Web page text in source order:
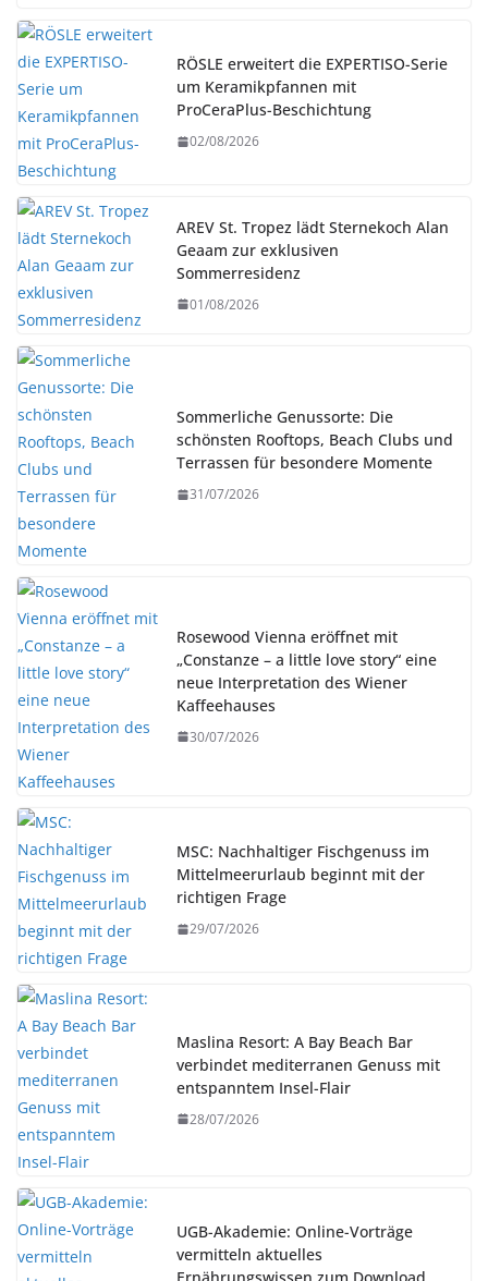
RÖSLE erweitert die EXPERTISO-Serie
um Keramikpfannen mit
ProCeraPlus-Beschichtung
02/08/2026
AREV St. Tropez lädt Sternekoch Alan
Geaam zur exklusiven
Sommerresidenz
01/08/2026
Sommerliche Genussorte: Die
schönsten Rooftops, Beach Clubs und
Terrassen für besondere Momente
31/07/2026
Rosewood Vienna eröffnet mit
„Constanze – a little love story“ eine
neue Interpretation des Wiener
Kaffeehauses
30/07/2026
MSC: Nachhaltiger Fischgenuss im
Mittelmeerurlaub beginnt mit der
richtigen Frage
29/07/2026
Maslina Resort: A Bay Beach Bar
verbindet mediterranen Genuss mit
entspanntem Insel-Flair
28/07/2026
UGB-Akademie: Online-Vorträge
vermitteln aktuelles